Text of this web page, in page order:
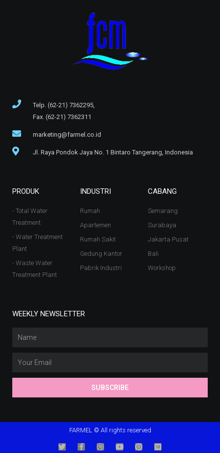
Telp. (62-21) 7362295,
Fax. (62-21) 7362311
marketing@farmel.co.id
Jl. Raya Pondok Jaya No. 1 Bintaro Tangerang, Indonesia
PRODUK
- Total Water
Treatment
- Water Treatment
Plant
- Waste Water
Treatment Plant
INDUSTRI
Rumah
Apartemen
Rumah Sakit
Gedung Kantor
Pabrik Industri
CABANG
Semarang
Surabaya
Jakarta Pusat
Bali
Workshop
WEEKLY NEWSLETTER
SUBSCRIBE
FARMEL © All rights reserved